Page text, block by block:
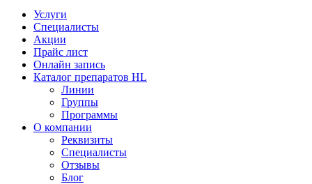
Услуги
Специалисты
Акции
Прайс лист
Онлайн запись
Каталог препаратов HL
Линии
Группы
Программы
О компании
Реквизиты
Специалисты
Отзывы
Блог